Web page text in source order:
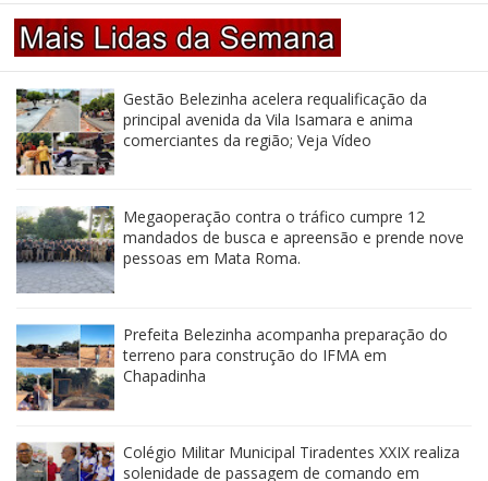
Gestão Belezinha acelera requalificação da
principal avenida da Vila Isamara e anima
comerciantes da região; Veja Vídeo
Megaoperação contra o tráfico cumpre 12
mandados de busca e apreensão e prende nove
pessoas em Mata Roma.
Prefeita Belezinha acompanha preparação do
terreno para construção do IFMA em
Chapadinha
Colégio Militar Municipal Tiradentes XXIX realiza
solenidade de passagem de comando em